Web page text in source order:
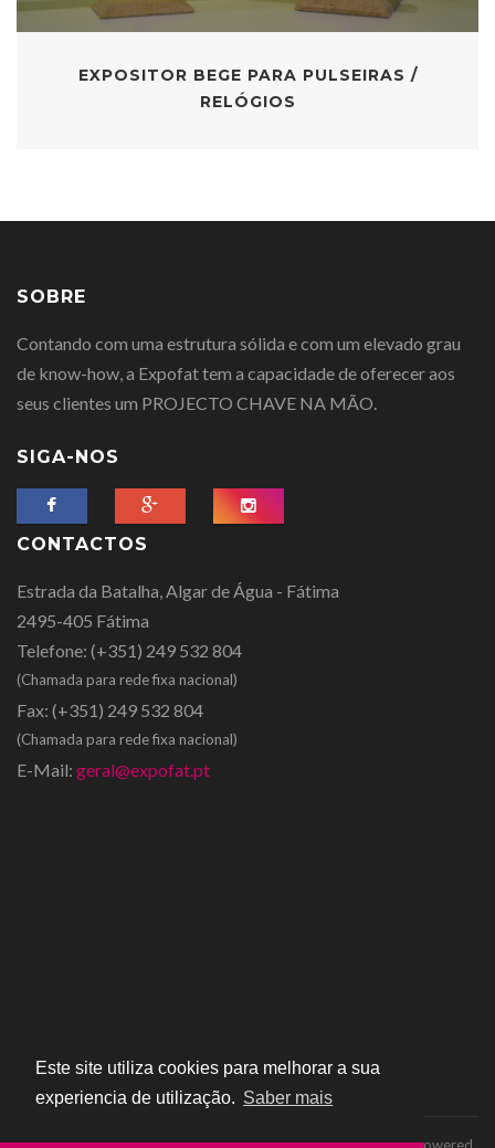
Este site utiliza cookies para melhorar a sua
experiencia de utilização. Saber mais
EXPOSITOR BEGE PARA PULSEIRAS /
RELÓGIOS
SOBRE
Contando com uma estrutura sólida e com um elevado grau
de know-how, a Expofat tem a capacidade de oferecer aos
seus clientes um PROJECTO CHAVE NA MÃO.
SIGA-NOS
CONTACTOS
Estrada da Batalha, Algar de Água - Fátima
2495-405 Fátima
Telefone: (+351) 249 532 804
(Chamada para rede fixa nacional)
Fax: (+351) 249 532 804
(Chamada para rede fixa nacional)
E-Mail: geral@expofat.pt